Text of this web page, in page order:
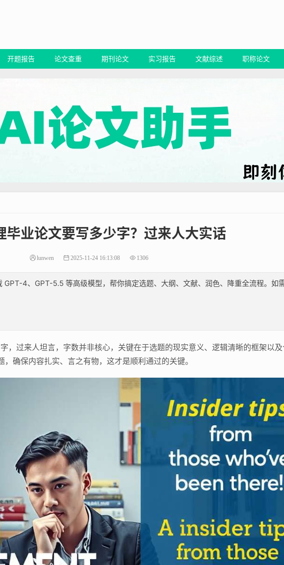
开题报告 论文查重 期刊论文 实习报告 文献综述 职称论文
毕业论文要写多少字？过来人大实话
lunwen 2025-11-24 16:13:08 1306
4、GPT-5.5 等高级模型，帮你搞定选题、大纲、文献、润色、降重全流程。如
，过来人坦言，字数并非核心，关键在于选题的现实意义、逻辑清晰的框架以
确保内容扎实、言之有物，这才是顺利通过的关键。